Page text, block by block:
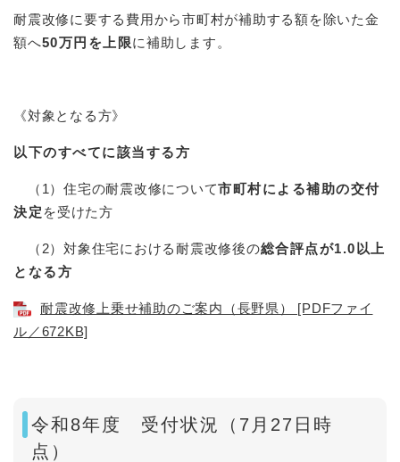
耐震改修に要する費用から市町村が補助する額を除いた金
額へ50万円を上限に補助します。
《対象となる方》
以下のすべてに該当する方
（1）住宅の耐震改修について市町村による補助の交付
決定 を受けた方
（2）対象住宅における耐震改修後の総合評点が1.0以上
となる方
耐震改修上乗せ補助のご案内（長野県） [PDFファイ
ル／672KB]
令和8年度 受付状況（7月27日時
点）